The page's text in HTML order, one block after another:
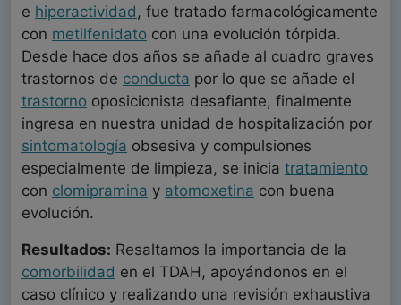
e hiperactividad, fue tratado farmacológicamente
con metilfenidato con una evolución tórpida.
Desde hace dos años se añade al cuadro graves
trastornos de conducta por lo que se añade el
trastorno oposicionista desafiante, finalmente
ingresa en nuestra unidad de hospitalización por
sintomatología obsesiva y compulsiones
especialmente de limpieza, se inicia tratamiento
con clomipramina y atomoxetina con buena
evolución.
Resultados: Resaltamos la importancia de la
comorbilidad en el TDAH, apoyándonos en el
caso clínico y realizando una revisión exhaustiva